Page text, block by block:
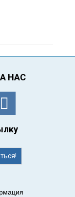
НАС